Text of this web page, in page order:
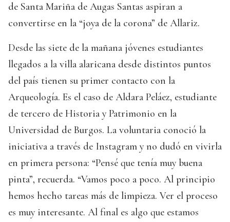
de Santa Mariña de Augas Santas aspiran a
convertirse en la “joya de la corona” de Allariz.
Desde las siete de la mañana jóvenes estudiantes
llegados a la villa alaricana desde distintos puntos
del país tienen su primer contacto con la
Arqueología. Es el caso de Aldara Peláez, estudiante
de tercero de Historia y Patrimonio en la
Universidad de Burgos. La voluntaria conoció la
iniciativa a través de Instagram y no dudó en vivirla
en primera persona: “Pensé que tenía muy buena
pinta”, recuerda. “Vamos poco a poco. Al principio
hemos hecho tareas más de limpieza. Ver el proceso
es muy interesante. Al final es algo que estamos